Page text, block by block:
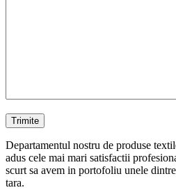
Departamentul nostru de produse
adus cele mai mari satisfactii
scurt sa avem in portofoliu unele
tara.